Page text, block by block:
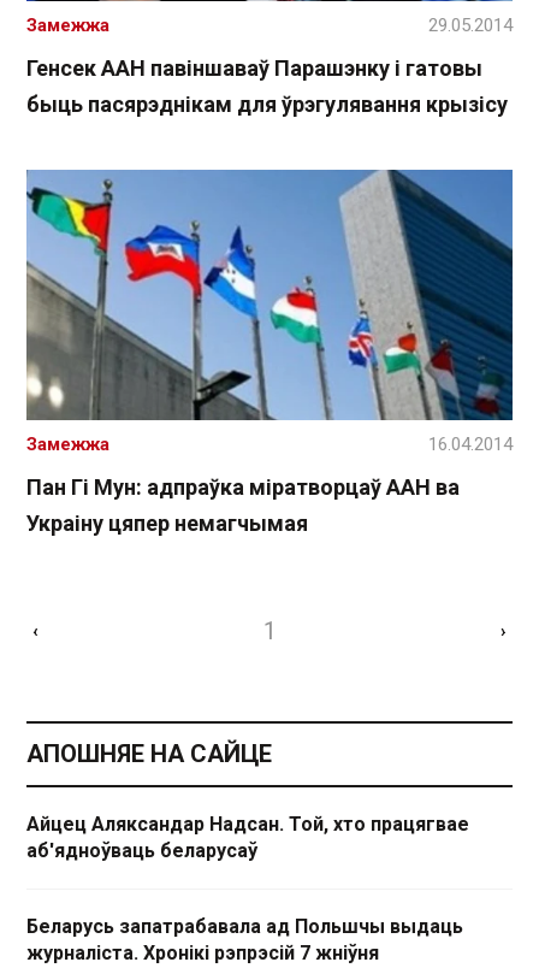
Генсек ААН павіншаваў Парашэнку і гатовы
быць пасярэднікам для ўрэгулявання крызісу
Замежжа 29.05.2014
Пан Гі Мун: адпраўка міратворцаў ААН ва
Украіну цяпер немагчымая
Замежжа 16.04.2014
‹ 1 ›
АПОШНЯЕ НА САЙЦЕ
Айцец Аляксандар Надсан. Той, хто працягвае
аб'ядноўваць беларусаў
Беларусь запатрабавала ад Польшчы выдаць
журналіста. Хронікі рэпрэсій 7 жніўня